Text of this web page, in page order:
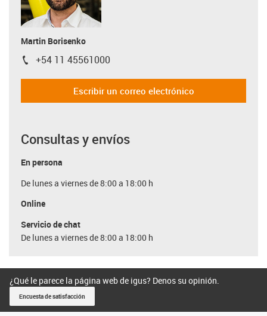
Martin Borisenko
igus-icon-phone
+54 11 45561000
Escribir un correo electrónico
Consultas y envíos
En persona
De lunes a viernes de 8:00 a 18:00 h
Online
Servicio de chat
De lunes a viernes de 8:00 a 18:00 h
¿Qué le parece la página web de igus? Denos su opinión.
Encuesta de satisfacción